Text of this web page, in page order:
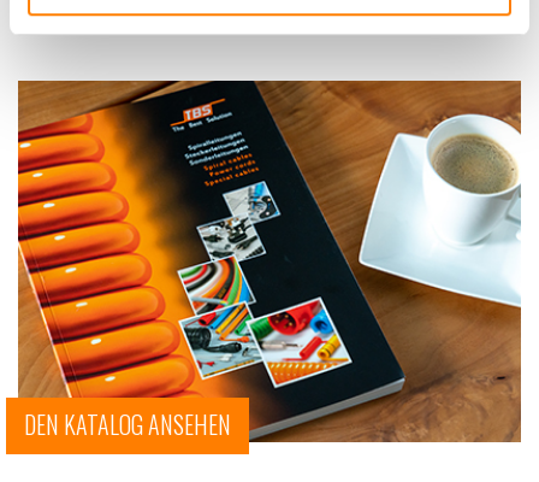
DEN KATALOG ANSEHEN